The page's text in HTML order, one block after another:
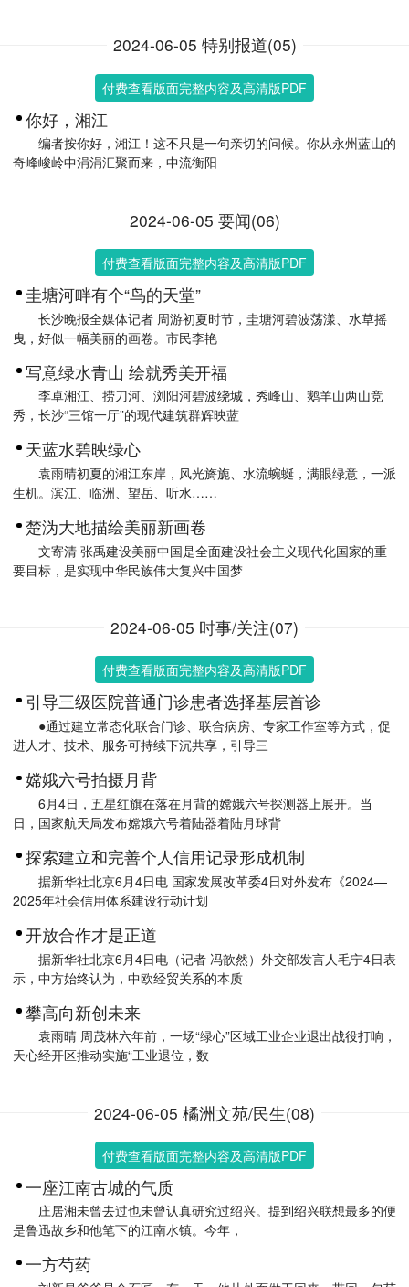
2024-06-05 特别报道(05)
付费查看版面完整内容及高清版PDF
你好，湘江
编者按你好，湘江！这不只是一句亲切的问候。你从永州蓝山的
奇峰峻岭中涓涓汇聚而来，中流衡阳
2024-06-05 要闻(06)
付费查看版面完整内容及高清版PDF
圭塘河畔有个“鸟的天堂”
长沙晚报全媒体记者 周游初夏时节，圭塘河碧波荡漾、水草摇
曳，好似一幅美丽的画卷。市民李艳
写意绿水青山 绘就秀美开福
李卓湘江、捞刀河、浏阳河碧波绕城，秀峰山、鹅羊山两山竞
秀，长沙“三馆一厅”的现代建筑群辉映蓝
天蓝水碧映绿心
袁雨晴初夏的湘江东岸，风光旖旎、水流蜿蜒，满眼绿意，一派
生机。滨江、临洲、望岳、听水……
楚沩大地描绘美丽新画卷
文寄清 张禹建设美丽中国是全面建设社会主义现代化国家的重
要目标，是实现中华民族伟大复兴中国梦
2024-06-05 时事/关注(07)
付费查看版面完整内容及高清版PDF
引导三级医院普通门诊患者选择基层首诊
●通过建立常态化联合门诊、联合病房、专家工作室等方式，促
进人才、技术、服务可持续下沉共享，引导三
嫦娥六号拍摄月背
6月4日，五星红旗在落在月背的嫦娥六号探测器上展开。当
日，国家航天局发布嫦娥六号着陆器着陆月球背
探索建立和完善个人信用记录形成机制
据新华社北京6月4日电 国家发展改革委4日对外发布《2024—
2025年社会信用体系建设行动计划
开放合作才是正道
据新华社北京6月4日电（记者 冯歆然）外交部发言人毛宁4日表
示，中方始终认为，中欧经贸关系的本质
攀高向新创未来
袁雨晴 周茂林六年前，一场“绿心”区域工业企业退出战役打响，
天心经开区推动实施“工业退位，数
2024-06-05 橘洲文苑/民生(08)
付费查看版面完整内容及高清版PDF
一座江南古城的气质
庄居湘未曾去过也未曾认真研究过绍兴。提到绍兴联想最多的便
是鲁迅故乡和他笔下的江南水镇。今年，
一方芍药